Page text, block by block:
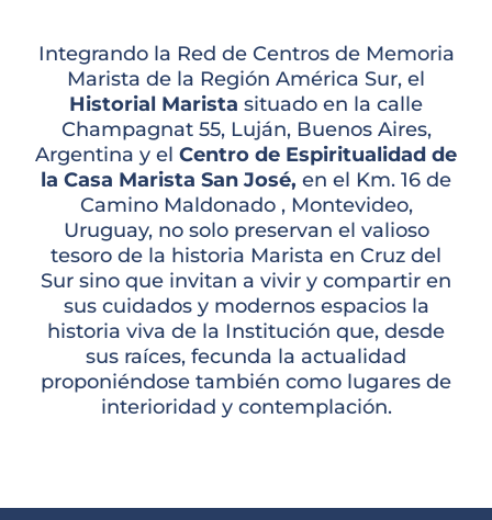
Integrando la Red de Centros de Memoria
Marista de la Región América Sur, el
Historial Marista situado en la calle
Champagnat 55, Luján, Buenos Aires,
Argentina y el Centro de Espiritualidad de
la Casa Marista San José, en el Km. 16 de
Camino Maldonado , Montevideo,
Uruguay, no solo preservan el valioso
tesoro de la historia Marista en Cruz del
Sur sino que invitan a vivir y compartir en
sus cuidados y modernos espacios la
historia viva de la Institución que, desde
sus raíces, fecunda la actualidad
proponiéndose también como lugares de
interioridad y contemplación.